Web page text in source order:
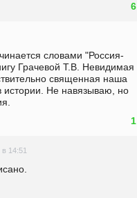
6
словами "Россия-
Грачевой Т.В. Невидимая
священная наша
истории. Не навязываю, но
1
в 14:51